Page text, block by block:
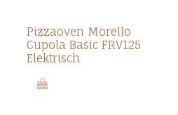
Pizzaoven Morello
Cupola Basic FRV125
Elektrisch